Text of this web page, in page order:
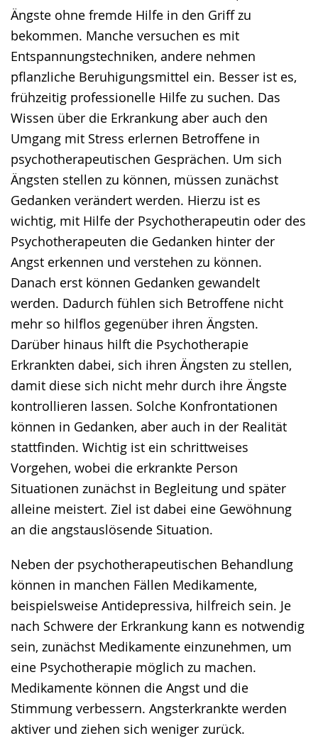
Ängste ohne fremde Hilfe in den Griff zu
bekommen. Manche versuchen es mit
Entspannungstechniken, andere nehmen
pflanzliche Beruhigungsmittel ein. Besser ist es,
frühzeitig professionelle Hilfe zu suchen. Das
Wissen über die Erkrankung aber auch den
Umgang mit Stress erlernen Betroffene in
psychotherapeutischen Gesprächen. Um sich
Ängsten stellen zu können, müssen zunächst
Gedanken verändert werden. Hierzu ist es
wichtig, mit Hilfe der Psychotherapeutin oder des
Psychotherapeuten die Gedanken hinter der
Angst erkennen und verstehen zu können.
Danach erst können Gedanken gewandelt
werden. Dadurch fühlen sich Betroffene nicht
mehr so hilflos gegenüber ihren Ängsten.
Darüber hinaus hilft die Psychotherapie
Erkrankten dabei, sich ihren Ängsten zu stellen,
damit diese sich nicht mehr durch ihre Ängste
kontrollieren lassen. Solche Konfrontationen
können in Gedanken, aber auch in der Realität
stattfinden. Wichtig ist ein schrittweises
Vorgehen, wobei die erkrankte Person
Situationen zunächst in Begleitung und später
alleine meistert. Ziel ist dabei eine Gewöhnung
an die angstauslösende Situation.
Neben der psychotherapeutischen Behandlung
können in manchen Fällen Medikamente,
beispielsweise Antidepressiva, hilfreich sein. Je
nach Schwere der Erkrankung kann es notwendig
sein, zunächst Medikamente einzunehmen, um
eine Psychotherapie möglich zu machen.
Medikamente können die Angst und die
Stimmung verbessern. Angsterkrankte werden
aktiver und ziehen sich weniger zurück.
wird
angezeigt.